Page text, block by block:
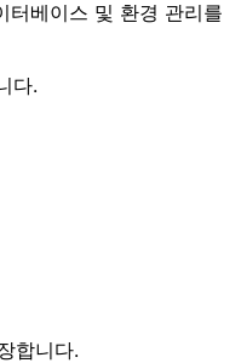
베이스 및 환경 관리를
다.
합니다.